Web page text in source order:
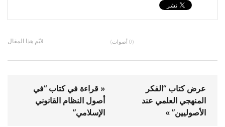
قيّم هذا المقال (0 أصوات)
« قراءة في كتاب “في
أصول النظام القانوني
الإسلامي”
عرض كتاب “الفكر
المنهجي العلمي عند
الأصوليين” »